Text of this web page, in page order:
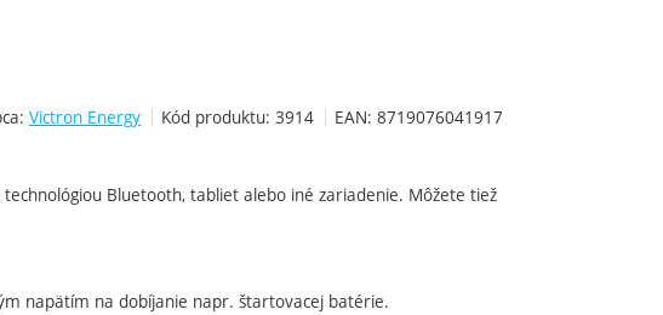
Victron Energy Kód produktu: 3914 EAN: 8719076041917
Bluetooth, tabliet alebo iné zariadenie. Môžete tiež
napätím na dobíjanie napr. štartovacej batérie.